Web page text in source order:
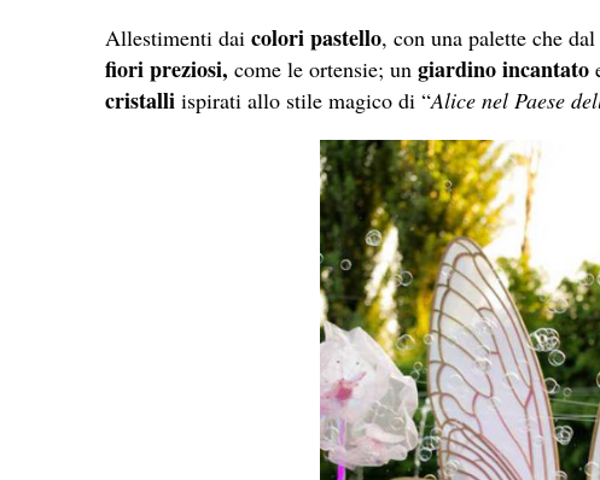
Allestimenti dai colori pastello, con una palette che dal
fiori preziosi, come le ortensie; un giardino incantato
cristalli ispirati allo stile magico di “Alice nel Paese